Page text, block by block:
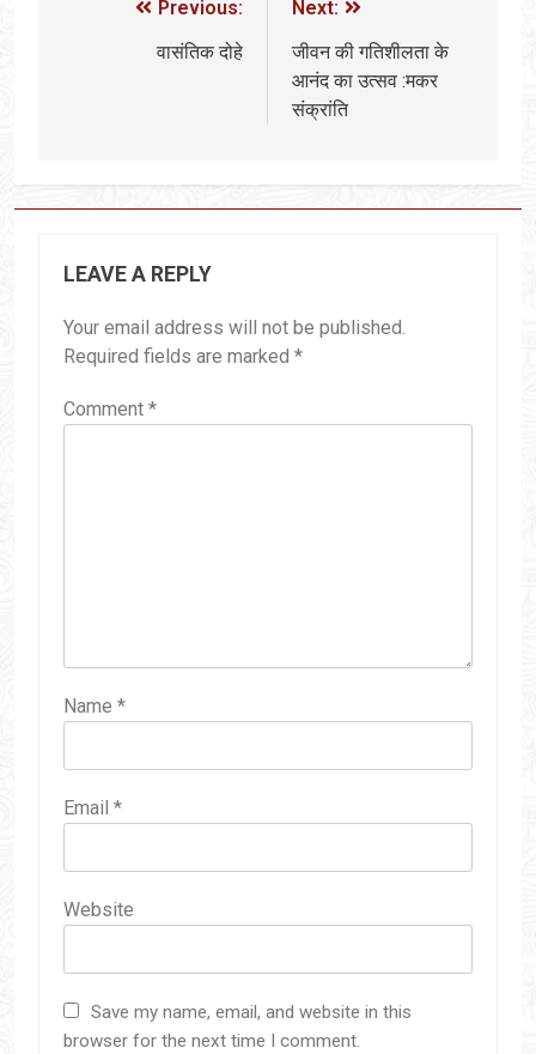
Previous:
वासंतिक दोहे
Next:
जीवन की गतिशीलता के
आनंद का उत्सव :मकर
संक्रांति
LEAVE A REPLY
Your email address will not be published.
Required fields are marked *
Comment *
Name *
Email *
Website
Save my name, email, and website in this
browser for the next time I comment.